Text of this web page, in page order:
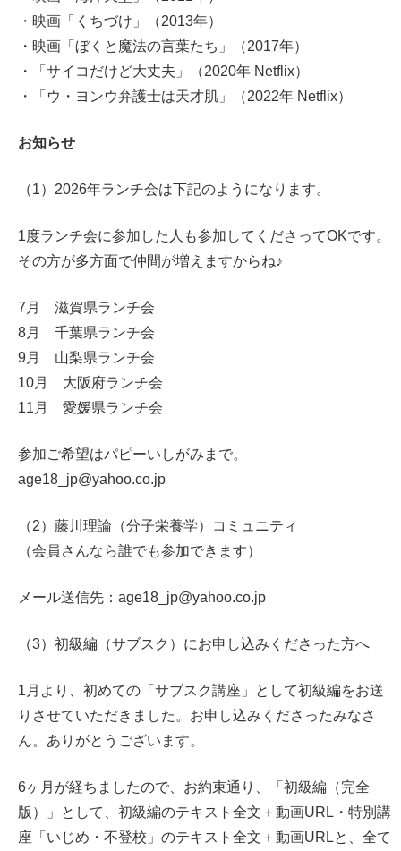
・映画「くちづけ」（2013年）
・映画「ぼくと魔法の言葉たち」（2017年）
・「サイコだけど大丈夫」（2020年 Netflix）
・「ウ・ヨンウ弁護士は天才肌」（2022年 Netflix）
お知らせ
（1）2026年ランチ会は下記のようになります。
1度ランチ会に参加した人も参加してくださってOKです。
その方が多方面で仲間が増えますからね♪
7月 滋賀県ランチ会
8月 千葉県ランチ会
9月 山梨県ランチ会
10月 大阪府ランチ会
11月 愛媛県ランチ会
参加ご希望はパピーいしがみまで。
age18_jp@yahoo.co.jp
（2）藤川理論（分子栄養学）コミュニティ
（会員さんなら誰でも参加できます）
メール送信先：age18_jp@yahoo.co.jp
（3）初級編（サブスク）にお申し込みくださった方へ
1月より、初めての「サブスク講座」として初級編をお送
りさせていただきました。お申し込みくださったみなさ
ん。ありがとうございます。
6ヶ月が経ちましたので、お約束通り、「初級編（完全
版）」として、初級編のテキスト全文＋動画URL・特別講
座「いじめ・不登校」のテキスト全文＋動画URLと、全て